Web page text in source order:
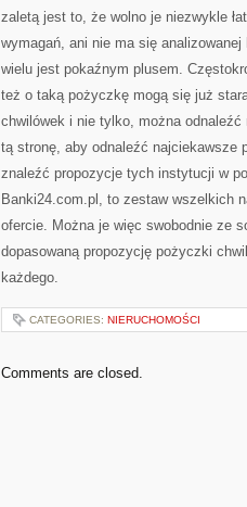
zaletą jest to, że wolno je niezwykle
wymagań, ani nie ma się
wielu jest pokaźnym plusem.
też o taką pożyczkę mogą się już
chwilówek i nie tylko, można
tą stronę, aby odnaleźć najciekawsze
znaleźć propozycje tych instytucji w
Banki24.com.pl, to zestaw wszelkich
ofercie. Można je więc swobodnie ze
dopasowaną propozycję pożyczki
każdego.
CATEGORIES: NIERUCHOMOŚCI
Comments are closed.